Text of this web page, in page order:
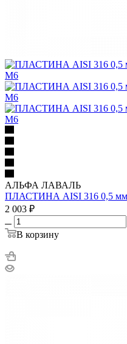
АЛЬФА ЛАВАЛЬ
ПЛАСТИНА AISI 316 0,5
2 003 ₽
В корзину